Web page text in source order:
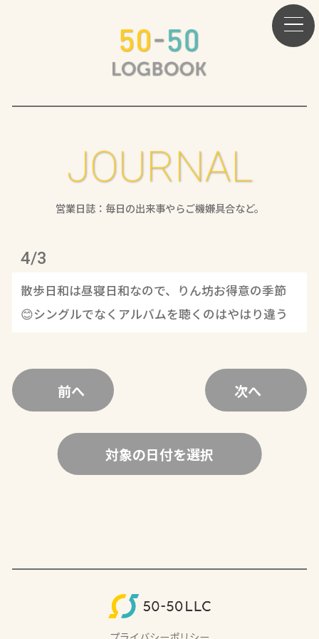
JOURNAL
営業日誌：毎日の出来事やらご機嫌具合など。
4/3
散歩日和は昼寝日和なので、りん坊お得意の季節
😊シングルでなくアルバムを聴くのはやはり違う
前へ 次へ
対象の日付を選択